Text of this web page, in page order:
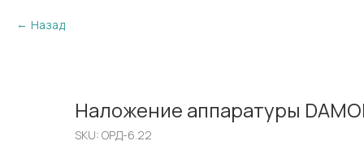
Назад
Наложение аппаратуры
SKU: ОРД-6.22